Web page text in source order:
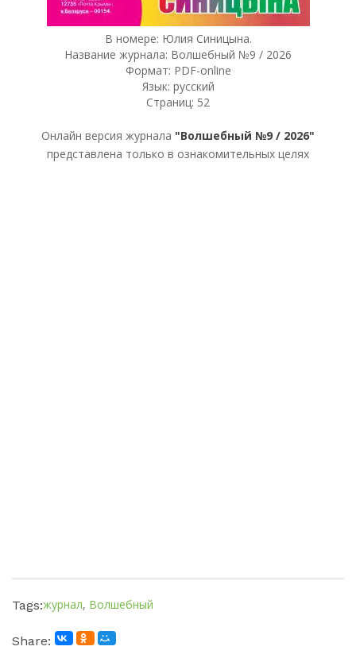
В номере: Юлия Синицына.
Название журнала: Волшебный №9 / 2026
Формат: PDF-online
Язык: русский
Страниц: 52
Онлайн версия журнала "Волшебный №9 / 2026"
представлена только в ознакомительных целях
Tags:журнал, Волшебный
Share: